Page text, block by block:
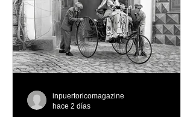
inpuertoricomagazine
hace 2 días